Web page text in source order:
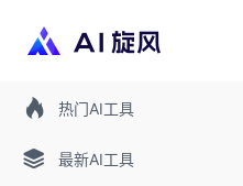
热门AI工具
最新AI工具